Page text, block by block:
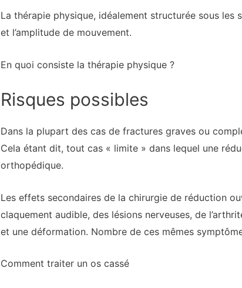
La thérapie physique, idéalement structurée sous les
et l’amplitude de mouvement.
En quoi consiste la thérapie physique ?
Risques possibles
Dans la plupart des cas de fractures graves ou
Cela étant dit, tout cas « limite » dans lequel une
orthopédique.
Les effets secondaires de la chirurgie de réduction
claquement audible, des lésions nerveuses, de
et une déformation. Nombre de ces mêmes
Comment traiter un os cassé